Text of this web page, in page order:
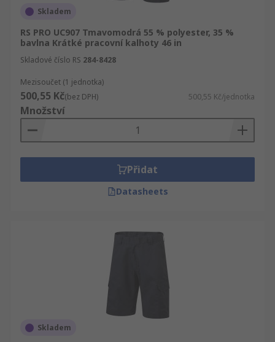
Skladem
RS PRO UC907 Tmavomodrá 55 % polyester, 35 %
bavlna Krátké pracovní kalhoty 46 in
Skladové číslo RS 284-8428
Mezisoučet (1 jednotka)
500,55 Kč(bez DPH) 500,55 Kč/jednotka
Množství
Přidat
Datasheets
Skladem